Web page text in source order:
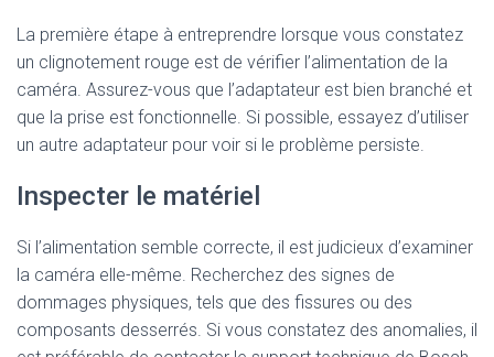
La première étape à entreprendre lorsque vous constatez
un clignotement rouge est de vérifier l’alimentation de la
caméra. Assurez-vous que l’adaptateur est bien branché et
que la prise est fonctionnelle. Si possible, essayez d’utiliser
un autre adaptateur pour voir si le problème persiste.
Inspecter le matériel
Si l’alimentation semble correcte, il est judicieux d’examiner
la caméra elle-même. Recherchez des signes de
dommages physiques, tels que des fissures ou des
composants desserrés. Si vous constatez des anomalies, il